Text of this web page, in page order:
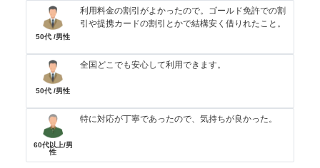
50代 /男性
利用料金の割引がよかったので。ゴールド免許での割
引や提携カードの割引とかで結構安く借りれたこと。
50代 /男性
全国どこでも安心して利用できます。
60代以上/男
性
特に対応が丁寧であったので、気持ちが良かった。